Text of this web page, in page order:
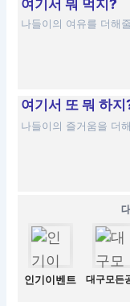
여기서 뭐 먹지?
나들이의 여유를 더해
여기서 또 뭐 하지
나들이의 즐거움을 더
인기이벤트 대구모든